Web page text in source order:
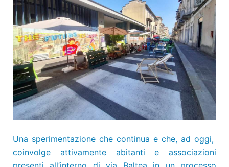
Una sperimentazione che continua e che, ad oggi,
coinvolge attivamente abitanti e associazioni